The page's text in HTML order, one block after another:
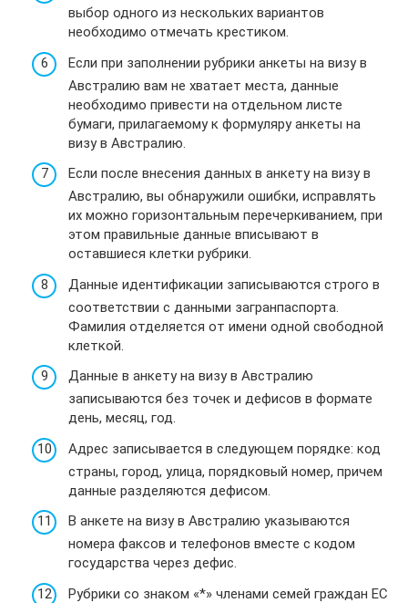
выбор одного из нескольких вариантов
необходимо отмечать крестиком.
Если при заполнении рубрики анкеты на визу в
Австралию вам не хватает места, данные
необходимо привести на отдельном листе
бумаги, прилагаемому к формуляру анкеты на
визу в Австралию.
Если после внесения данных в анкету на визу в
Австралию, вы обнаружили ошибки, исправлять
их можно горизонтальным перечеркиванием, при
этом правильные данные вписывают в
оставшиеся клетки рубрики.
Данные идентификации записываются строго в
соответствии с данными загранпаспорта.
Фамилия отделяется от имени одной свободной
клеткой.
Данные в анкету на визу в Австралию
записываются без точек и дефисов в формате
день, месяц, год.
Адрес записывается в следующем порядке: код
страны, город, улица, порядковый номер, причем
данные разделяются дефисом.
В анкете на визу в Австралию указываются
номера факсов и телефонов вместе с кодом
государства через дефис.
Рубрики со знаком «*» членами семей граждан ЕС